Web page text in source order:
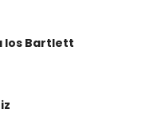
los Bartlett